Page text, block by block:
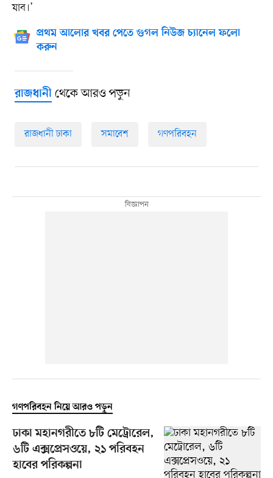
যাব।’
প্রথম আলোর খবর পেতে গুগল নিউজ চ্যানেল ফলো
করুন
রাজধানীথেকে আরও পড়ুন
রাজধানী ঢাকা সমাবেশ গণপরিবহন
গণপরিবহন নিয়ে আরও পড়ুন
ঢাকা মহানগরীতে ৮টি মেট্রোরেল,
৬টি এক্সপ্রেসওয়ে, ২১ পরিবহন
হাবের পরিকল্পনা